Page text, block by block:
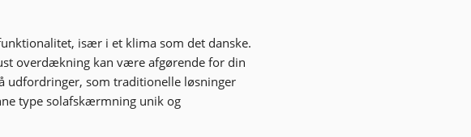
især i et klima som det danske.
overdækning kan være afgørende for din
udfordringer, som traditionelle løsninger
type solafskærmning unik og